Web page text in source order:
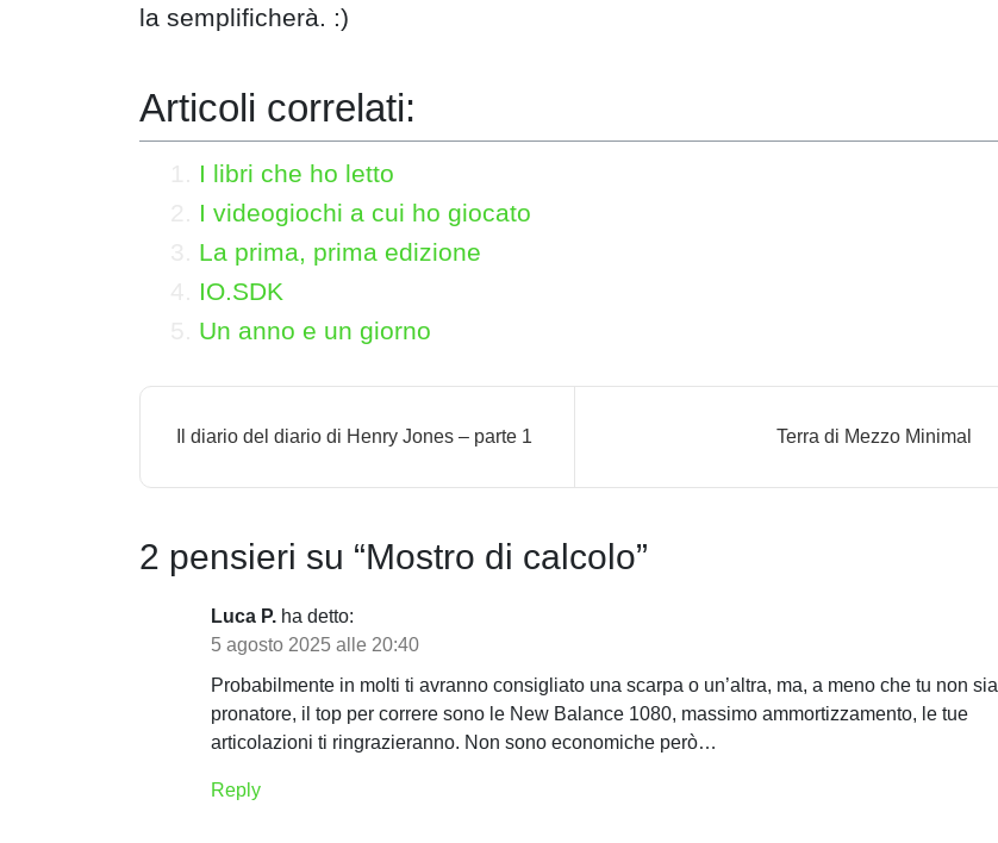
la semplificherà. :)
Articoli correlati:
I libri che ho letto
I videogiochi a cui ho giocato
La prima, prima edizione
IO.SDK
Un anno e un giorno
v
i
Il diario del diario di Henry Jones – parte 1 Terra di Mezzo Minimal
2 pensieri su “Mostro di calcolo”
Luca P. ha detto:
5 agosto 2025 alle 20:40
Probabilmente in molti ti avranno consigliato una scarpa o un’altra, ma, a meno che tu non sia
pronatore, il top per correre sono le New Balance 1080, massimo ammortizzamento, le tue
articolazioni ti ringrazieranno. Non sono economiche però…
Reply